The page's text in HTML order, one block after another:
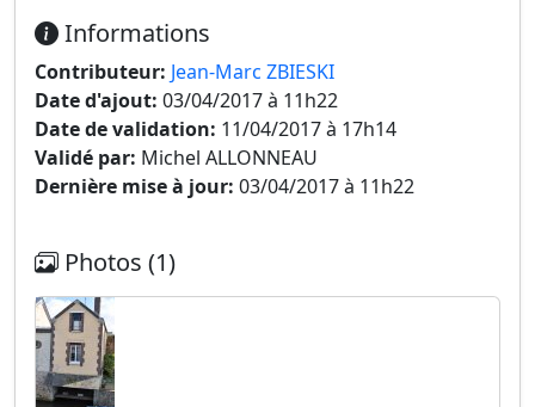
Informations
Contributeur: Jean-Marc ZBIESKI
Date d'ajout: 03/04/2017 à 11h22
Date de validation: 11/04/2017 à 17h14
Validé par: Michel ALLONNEAU
Dernière mise à jour: 03/04/2017 à 11h22
Photos (1)